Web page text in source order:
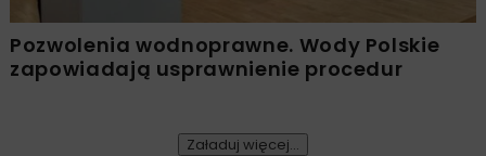
Pozwolenia wodnoprawne. Wody Polskie
zapowiadają usprawnienie procedur
Załaduj więcej...